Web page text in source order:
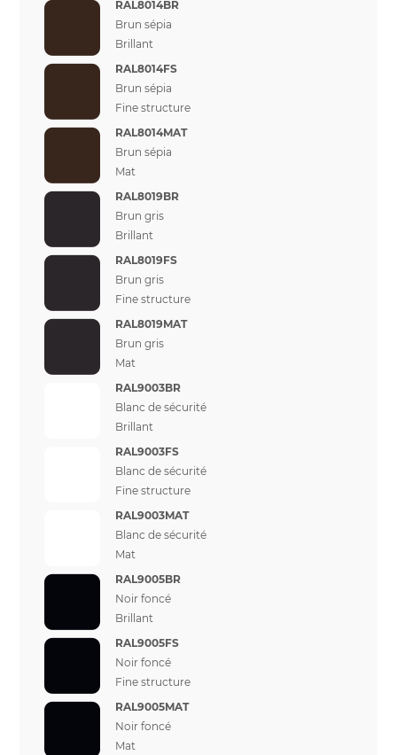
RAL8014BR
Brun sépia
Brillant
RAL8014FS
Brun sépia
Fine structure
RAL8014MAT
Brun sépia
Mat
RAL8019BR
Brun gris
Brillant
RAL8019FS
Brun gris
Fine structure
RAL8019MAT
Brun gris
Mat
RAL9003BR
Blanc de sécurité
Brillant
RAL9003FS
Blanc de sécurité
Fine structure
RAL9003MAT
Blanc de sécurité
Mat
RAL9005BR
Noir foncé
Brillant
RAL9005FS
Noir foncé
Fine structure
RAL9005MAT
Noir foncé
Mat